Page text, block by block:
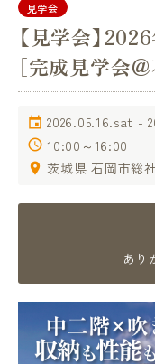
見学会
【見学会】
［完成見学会
2026.05.16.sat -
10:00～16:00
茨城県 石岡市総社
あり